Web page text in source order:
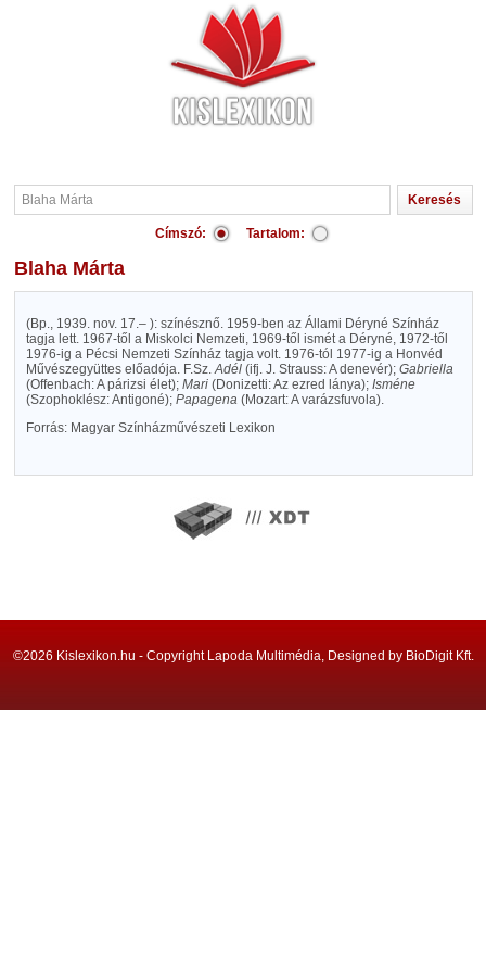
Címszó: Tartalom:
Blaha Márta
(Bp., 1939. nov. 17.– ): színésznő. 1959-ben az Állami Déryné Színház
tagja lett. 1967-től a Miskolci Nemzeti, 1969-től ismét a Déryné, 1972-től
1976-ig a Pécsi Nemzeti Színház tagja volt. 1976-tól 1977-ig a Honvéd
Művészegyüttes előadója. F.Sz.Adél(ifj. J. Strauss: A denevér); Gabriella
(Offenbach: A párizsi élet); Mari(Donizetti: Az ezred lánya); Isméne
(Szophoklész: Antigoné); Papagena(Mozart: A varázsfuvola).
Forrás: Magyar Színházművészeti Lexikon
©2026 Kislexikon.hu - Copyright Lapoda Multimédia, Designed by BioDigit Kft.